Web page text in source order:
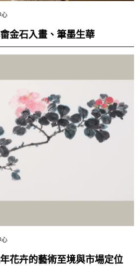
心
金石入畫、筆墨生華
心
花卉的藝術至境與市場定位